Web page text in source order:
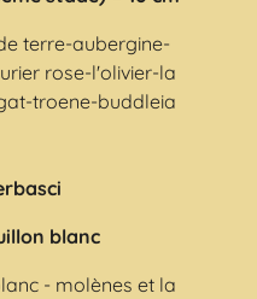
terre-aubergine-
rose-l'olivier-la
troene-buddleia
blanc
- molènes et la